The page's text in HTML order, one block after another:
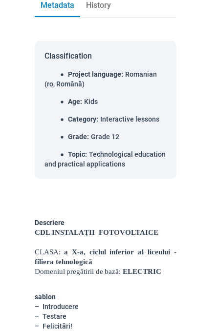
Metadata History
Classification
Project language: Romanian
(ro, Română)
Age: Kids
Category: Interactive lessons
Grade: Grade 12
Topic: Technological education
and practical applications
Descriere
CDL INSTALAŢII FOTOVOLTAICE
CLASA:a X-a, ciclul inferior al liceului -
filiera tehnologică
Domeniul pregătirii de bază: ELECTRIC
sablon
Introducere
Testare
Felicitări!